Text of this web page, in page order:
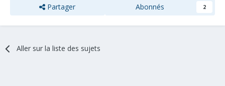
Partager Abonnés 2
Aller sur la liste des sujets